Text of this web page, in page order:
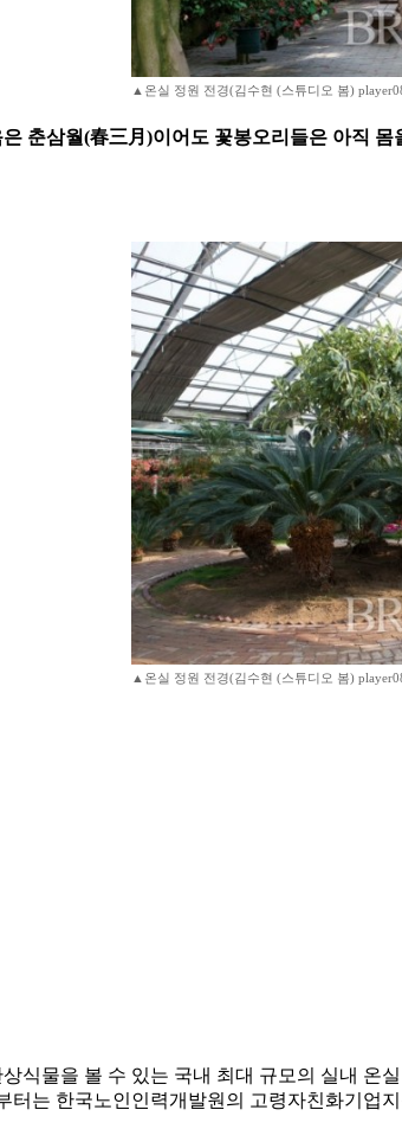
▲온실 정원 전경(김수현 (스튜디오 봄)
춘삼월(春三月)이어도 꽃봉오리들은 아직
▲온실 정원 전경(김수현 (스튜디오 봄)
식물을 볼 수 있는 국내 최대 규모의 실내
터는 한국노인인력개발원의 고령자친화기업